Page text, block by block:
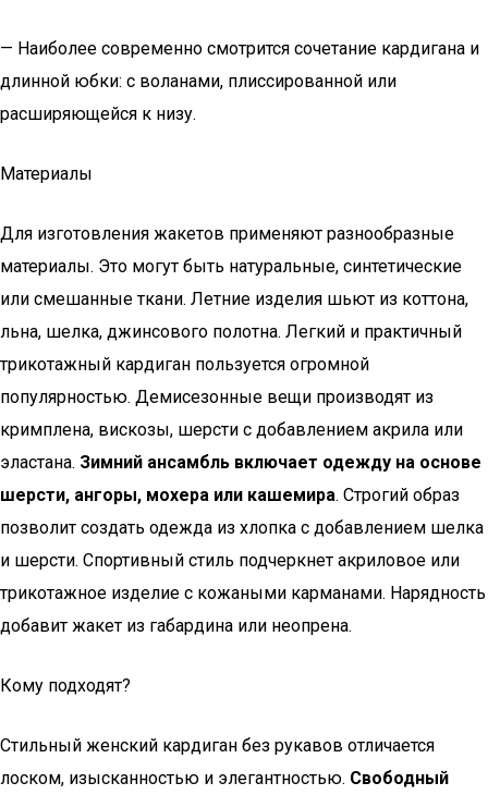
— Наиболее современно смотрится сочетание кардигана и
длинной юбки: с воланами, плиссированной или
расширяющейся к низу.
Материалы
Для изготовления жакетов применяют разнообразные
материалы. Это могут быть натуральные, синтетические
или смешанные ткани. Летние изделия шьют из коттона,
льна, шелка, джинсового полотна. Легкий и практичный
трикотажный кардиган пользуется огромной
популярностью. Демисезонные вещи производят из
кримплена, вискозы, шерсти с добавлением акрила или
эластана. Зимний ансамбль включает одежду на основе
шерсти, ангоры, мохера или кашемира. Строгий образ
позволит создать одежда из хлопка с добавлением шелка
и шерсти. Спортивный стиль подчеркнет акриловое или
трикотажное изделие с кожаными карманами. Нарядность
добавит жакет из габардина или неопрена.
Кому подходят?
Стильный женский кардиган без рукавов отличается
лоском, изысканностью и элегантностью. Свободный